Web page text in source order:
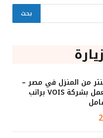
من المنزل في مصر –
فرصة العمر للعمل بشركة VOIS براتب